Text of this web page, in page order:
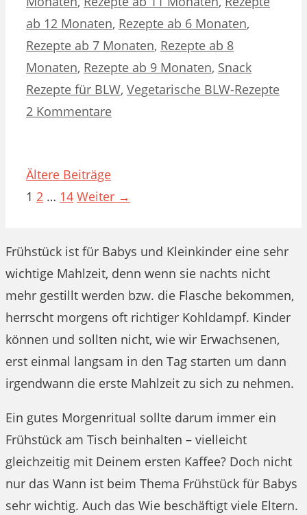
ab 12 Monaten, Rezepte ab 6 Monaten,
Rezepte ab 7 Monaten, Rezepte ab 8
Monaten, Rezepte ab 9 Monaten, Snack
Rezepte für BLW, Vegetarische BLW-Rezepte
2 Kommentare
Ältere Beiträge
Seite
1 Seite
2 … Seite
14 Weiter →
Frühstück ist für Babys und Kleinkinder eine sehr
wichtige Mahlzeit, denn wenn sie nachts nicht
mehr gestillt werden bzw. die Flasche bekommen,
herrscht morgens oft richtiger Kohldampf. Kinder
können und sollten nicht, wie wir Erwachsenen,
erst einmal langsam in den Tag starten um dann
irgendwann die erste Mahlzeit zu sich zu nehmen.
Ein gutes Morgenritual sollte darum immer ein
Frühstück am Tisch beinhalten – vielleicht
gleichzeitig mit Deinem ersten Kaffee? Doch nicht
nur das Wann ist beim Thema Frühstück für Babys
sehr wichtig. Auch das Wie beschäftigt viele Eltern.